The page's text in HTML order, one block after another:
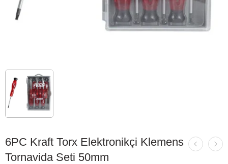
6PC Kraft Torx Elektronikçi Klemens
Tornavida Seti 50mm